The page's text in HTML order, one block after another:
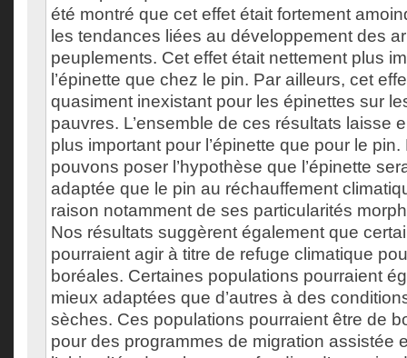
été montré que cet effet était fortement
les tendances liées au développement des
peuplements. Cet effet était nettement plus
l’épinette que chez le pin. Par ailleurs, cet
quasiment inexistant pour les épinettes sur
pauvres. L’ensemble de ces résultats laisse
plus important pour l’épinette que pour le
pouvons poser l’hypothèse que l’épinette
adaptée que le pin au réchauffement
raison notamment de ses particularités
Nos résultats suggèrent également que
pourraient agir à titre de refuge climatique
boréales. Certaines populations pourraient
mieux adaptées que d’autres à des
sèches. Ces populations pourraient être de
pour des programmes de migration assistée